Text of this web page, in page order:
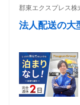
庫管理(倉庫/
操作の経験が
客様とのコ
木現場などで
工場などで製
郡東エクスプレス
法人配送の